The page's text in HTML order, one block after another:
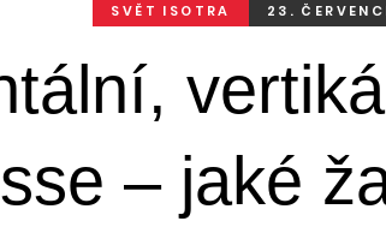
SVĚT ISOTRA 23.
– jaké